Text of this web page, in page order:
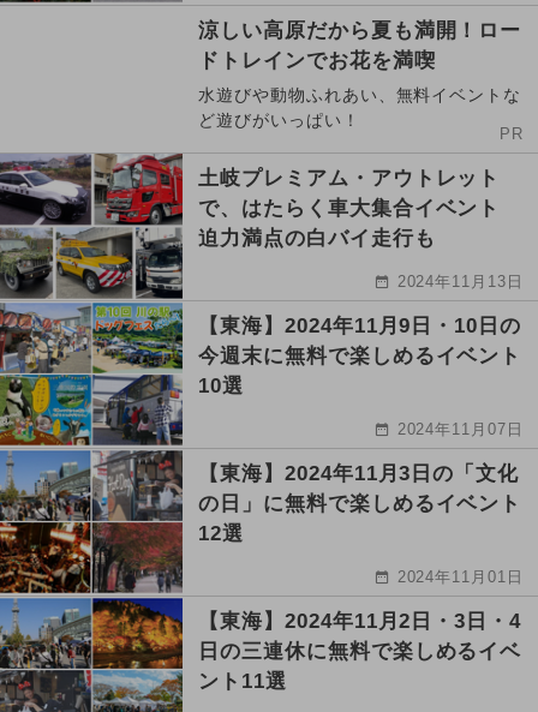
涼しい高原だから夏も満開！ロー
ドトレインでお花を満喫
水遊びや動物ふれあい、無料イベントな
ど遊びがいっぱい！
PR
土岐プレミアム・アウトレット
で、はたらく車大集合イベント
迫力満点の白バイ走行も
2024年11月13日
【東海】2024年11月9日・10日の
今週末に無料で楽しめるイベント
10選
2024年11月07日
【東海】2024年11月3日の「文化
の日」に無料で楽しめるイベント
12選
2024年11月01日
【東海】2024年11月2日・3日・4
日の三連休に無料で楽しめるイベ
ント11選